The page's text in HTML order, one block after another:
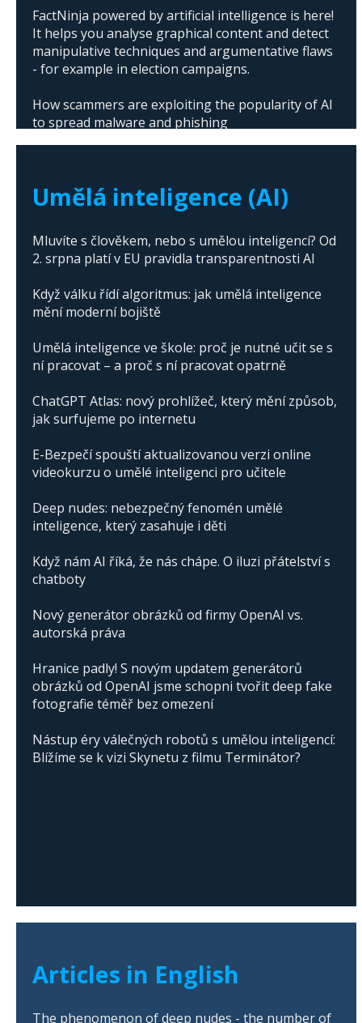
FactNinja powered by artificial intelligence is here!
It helps you analyse graphical content and detect
manipulative techniques and argumentative flaws
- for example in election campaigns.
How scammers are exploiting the popularity of AI
to spread malware and phishing
Umělá inteligence (AI)
Mluvíte s člověkem, nebo s umělou inteligencí? Od
2. srpna platí v EU pravidla transparentnosti AI
Když válku řídí algoritmus: jak umělá inteligence
mění moderní bojiště
Umělá inteligence ve škole: proč je nutné učit se s
ní pracovat – a proč s ní pracovat opatrně
ChatGPT Atlas: nový prohlížeč, který mění způsob,
jak surfujeme po internetu
E-Bezpečí spouští aktualizovanou verzi online
videokurzu o umělé inteligenci pro učitele
Deep nudes: nebezpečný fenomén umělé
inteligence, který zasahuje i děti
Když nám AI říká, že nás chápe. O iluzi přátelství s
chatboty
Nový generátor obrázků od firmy OpenAI vs.
autorská práva
Hranice padly! S novým updatem generátorů
obrázků od OpenAI jsme schopni tvořit deep fake
fotografie téměř bez omezení
Nástup éry válečných robotů s umělou inteligencí:
Blížíme se k vizi Skynetu z filmu Terminátor?
Articles in English
The phenomenon of deep nudes - the number of